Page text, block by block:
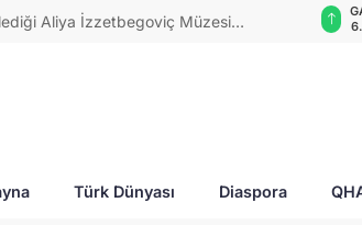
Rusya'daki Ukraynalı savaş
27,9743
0,0018
6.660,55
Türk Dünyası Diaspora